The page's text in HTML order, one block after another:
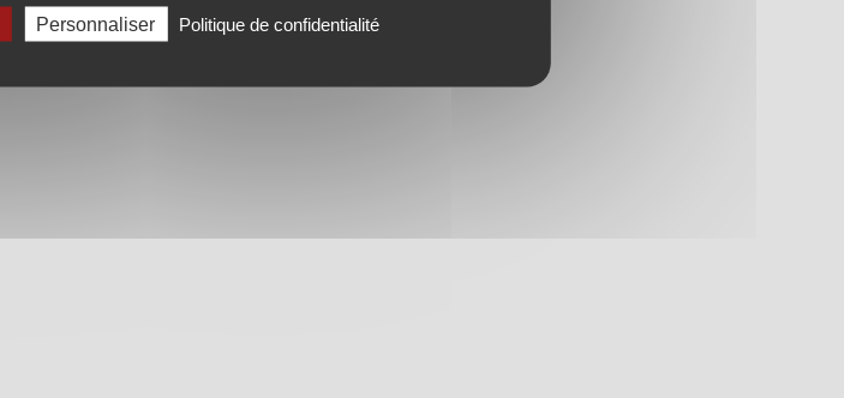
Personnaliser Politique de confidentialité